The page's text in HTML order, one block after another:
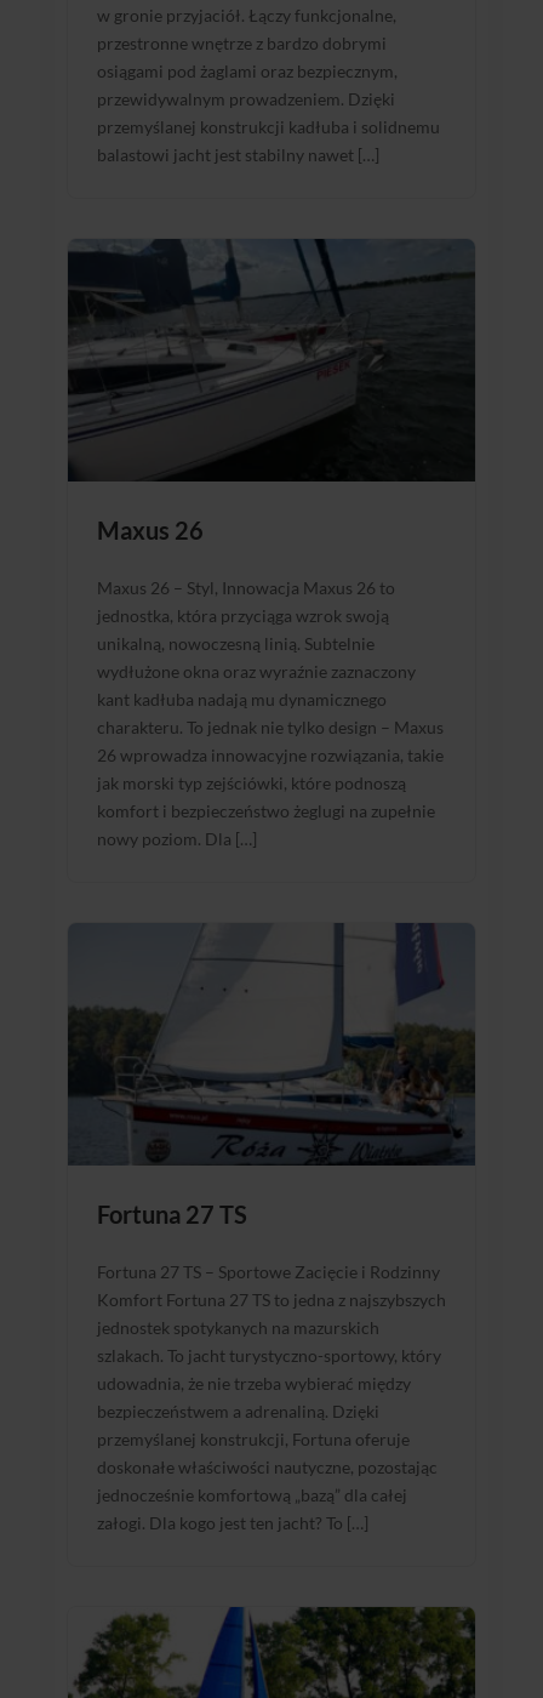
w gronie przyjaciół. Łączy funkcjonalne,
przestronne wnętrze z bardzo dobrymi
osiągami pod żaglami oraz bezpiecznym,
przewidywalnym prowadzeniem. Dzięki
przemyślanej konstrukcji kadłuba i solidnemu
balastowi jacht jest stabilny nawet […]
Maxus 26
Maxus 26 – Styl, Innowacja Maxus 26 to
jednostka, która przyciąga wzrok swoją
unikalną, nowoczesną linią. Subtelnie
wydłużone okna oraz wyraźnie zaznaczony
kant kadłuba nadają mu dynamicznego
charakteru. To jednak nie tylko design – Maxus
26 wprowadza innowacyjne rozwiązania, takie
jak morski typ zejściówki, które podnoszą
komfort i bezpieczeństwo żeglugi na zupełnie
nowy poziom. Dla […]
Fortuna 27 TS
Fortuna 27 TS – Sportowe Zacięcie i Rodzinny
Komfort Fortuna 27 TS to jedna z najszybszych
jednostek spotykanych na mazurskich
szlakach. To jacht turystyczno-sportowy, który
udowadnia, że nie trzeba wybierać między
bezpieczeństwem a adrenaliną. Dzięki
przemyślanej konstrukcji, Fortuna oferuje
doskonałe właściwości nautyczne, pozostając
jednocześnie komfortową „bazą” dla całej
załogi. Dla kogo jest ten jacht? To […]